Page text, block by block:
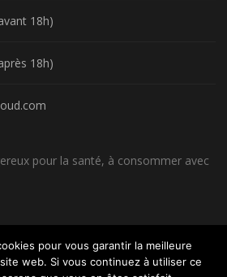
18h)
18h)
pour la santé, à consommer avec
pour vous garantir la meilleure
web. Si vous continuez à utiliser ce